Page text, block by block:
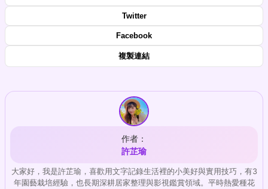
Twitter
Facebook
複製連結
作者：
許芷瑜
大家好，我是許芷瑜，喜歡用文字記錄生活裡的小美好與實用技巧，有3
年園藝栽培經驗，也長期深耕居家整理與影視鑑賞領域。平時熱愛種花